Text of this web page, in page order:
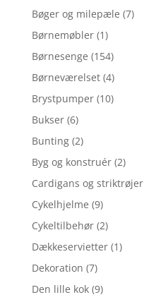
Bøger og milepæle (7)
Børnemøbler (1)
Børnesenge (154)
Børneværelset (4)
Brystpumper (10)
Bukser (6)
Bunting (2)
Byg og konstruér (2)
Cardigans og striktrøjer
Cykelhjelme (9)
Cykeltilbehør (2)
Dækkeservietter (1)
Dekoration (7)
Den lille kok (9)